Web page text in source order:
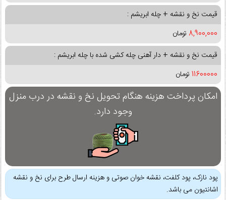
قیمت نخ و نقشه + چله ابریشم :
8,900,000 تومان
قیمت نخ و نقشه + دار آهنی چله کشی شده با چله ابریشم :
11600000 تومان
امکان پرداخت هزینه هنگام تحویل نخ و نقشه در درب منزل
وجود دارد.
پود نازک، پود کلفت، نقشه خوان صوتی و هزینه ارسال طرح برای نخ و نقشه
اشانتیون می باشد.